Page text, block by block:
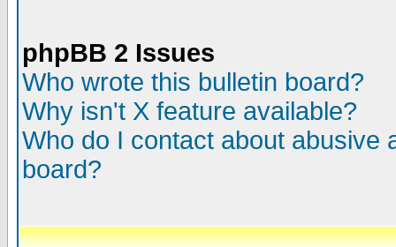
phpBB 2 Issues
Who wrote this bulletin board?
Why isn't X feature available?
Who do I contact about abusive
board?